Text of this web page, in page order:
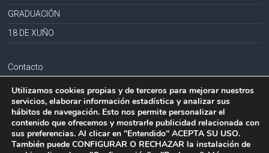
GRADUACIÓN
18 DE XUÑO
Contacto
Aviso legal
Política de privacidad
Política de cookies
Utilizamos cookies propias y de terceros para mejorar nuestros
servicios, elaborar información estadística y analizar sus
hábitos de navegación. Esto nos permite personalizar el
contenido que ofrecemos y mostrarle publicidad relacionada con
sus preferencias. Al clicar en "Entendido" ACEPTA SU USO.
También puede CONFIGURAR O RECHAZAR la instalación de